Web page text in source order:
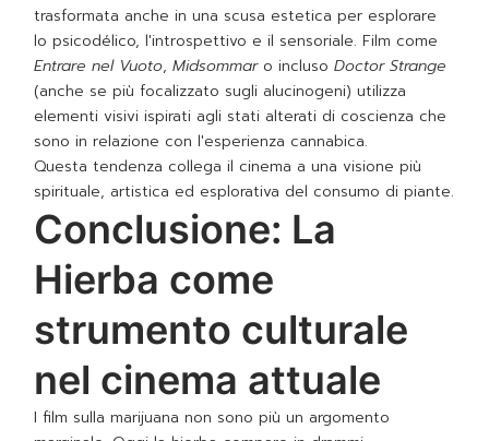
trasformata anche in una scusa estetica per esplorare
lo psicodélico, l'introspettivo e il sensoriale. Film come
Entrare nel Vuoto,Midsommaro inclusoDoctor Strange
(anche se più focalizzato sugli alucinogeni) utilizza
elementi visivi ispirati agli stati alterati di coscienza che
sono in relazione con l'esperienza cannabica.
Questa tendenza collega il cinema a una visione più
spirituale, artistica ed esplorativa del consumo di piante.
Conclusione: La
Hierba come
strumento culturale
nel cinema attuale
I film sulla marijuana non sono più un argomento